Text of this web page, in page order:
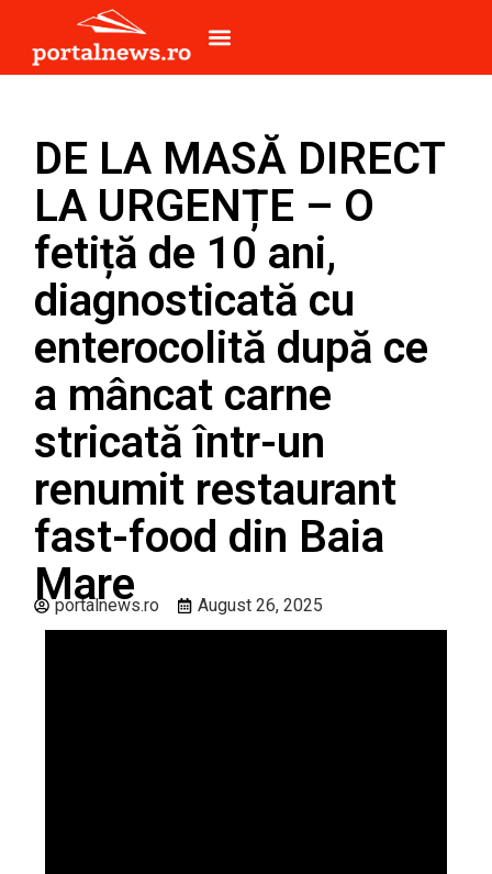
DE LA MASĂ DIRECT
LA URGENȚE – O
fetiță de 10 ani,
diagnosticată cu
enterocolită după ce
a mâncat carne
stricată într-un
renumit restaurant
fast-food din Baia
Mare
portalnews.ro August 26, 2025